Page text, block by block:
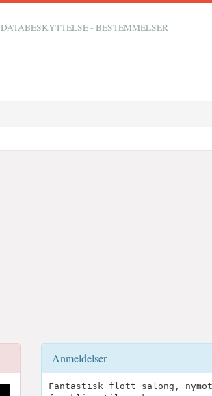
DATABESKYTTELSE - BESTEMMELSER
Anmeldelser
Fantastisk flott salong,